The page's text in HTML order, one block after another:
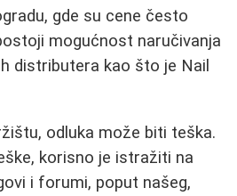
gde su cene često
mogućnost naručivanja
distributera kao što je Nail
odluka može biti teška.
korisno je istražiti na
i forumi, poput našeg,